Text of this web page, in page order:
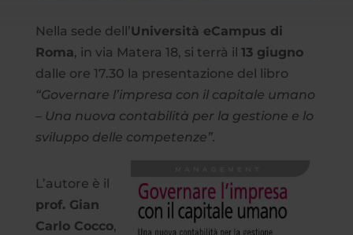
Nella sede dell’Università eCampus di
Roma, in via Matera 18, si terrà il 13 giugno
dalle ore 17.30 la presentazione del libro
“Governare l’impresa con il capitale umano
– Una nuova contabilità per la gestione e lo
sviluppo delle competenze”.
L’autore è il
prof. Gian
Carlo Cocco,